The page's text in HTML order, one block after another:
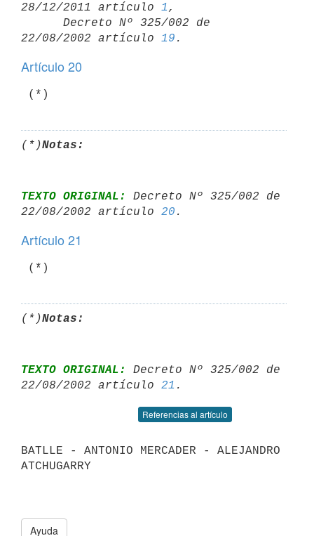
28/12/2011 artículo 1 ,
22/08/2002 artículo 19
Artículo 20
(*)Notas:
TEXTO ORIGINAL:
Decreto Nº 325/002 de
22/08/2002 artículo 20
Artículo 21
(*)
(*)Notas:
TEXTO ORIGINAL:
Decreto Nº 325/002 de
22/08/2002 artículo 21
Referencias al artículo
BATLLE - ANTONIO MERCADER - ALEJANDRO
ATCHUGARRY
Ayuda